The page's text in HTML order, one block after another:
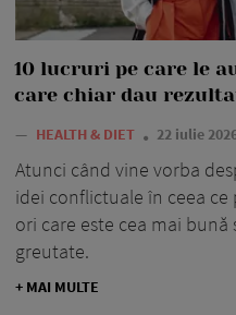
10 lucruri pe care le
care chiar dau
— HEALTH & DIET 22 iulie
Atunci când vine vorba
idei conflictuale în ceea
ori care este cea mai
greutate.
+ MAI MULTE